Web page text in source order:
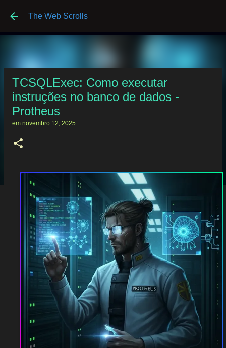
The Web Scrolls
TCSQLExec: Como executar
instruções no banco de dados -
Protheus
em novembro 12, 2025